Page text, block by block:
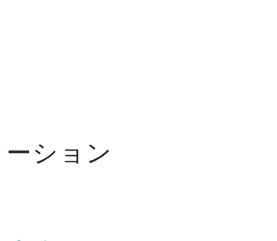
ション